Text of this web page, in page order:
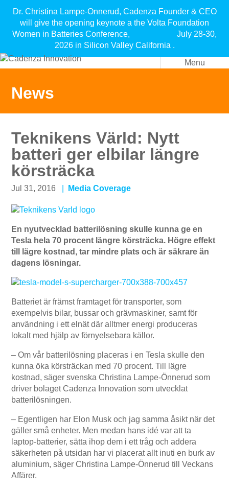
Dr. Christina Lampe-Onnerud, Cadenza Founder & CEO
will give the opening keynote a the Volta Foundation
Women in Batteries Conference, July 28-30,
2026 in Silicon Valley California .
Menu
News
Teknikens Värld: Nytt
batteri ger elbilar längre
körsträcka
Jul 31, 2016 Media Coverage
En nyutvecklad batterilösning skulle kunna ge en
Tesla hela 70 procent längre körsträcka. Högre effekt
till lägre kostnad, tar mindre plats och är säkrare än
dagens lösningar.
Batteriet är främst framtaget för transporter, som
exempelvis bilar, bussar och grävmaskiner, samt för
användning i ett elnät där alltmer energi produceras
lokalt med hjälp av förnyelsebara källor.
– Om vår batterilösning placeras i en Tesla skulle den
kunna öka körsträckan med 70 procent. Till lägre
kostnad, säger svenska Christina Lampe-Önnerud som
driver bolaget Cadenza Innovation som utvecklat
batterilösningen.
– Egentligen har Elon Musk och jag samma åsikt när det
gäller små enheter. Men medan hans idé var att ta
laptop-batterier, sätta ihop dem i ett tråg och addera
säkerheten på utsidan har vi placerat allt inuti en burk av
aluminium, säger Christina Lampe-Önnerud till Veckans
Affärer.